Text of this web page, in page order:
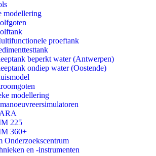
modellering
proeftank
beperkt water (Antwerpen)
ondiep water (Oostende)
modellering
225
360+
Onderzoekscentrum
en -instrumenten